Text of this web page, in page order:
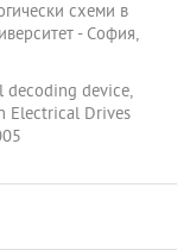
схеми в
- София,
decoding device,
Electrical Drives